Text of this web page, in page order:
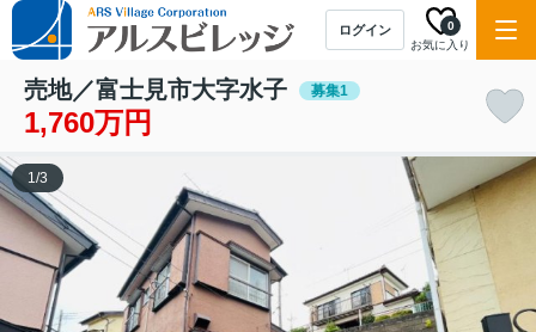
ログイン
お気に入り
0
売地／富士見市大字水子 募集1
1,760万円
1/3